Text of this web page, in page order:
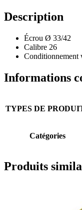
Description
Écrou Ø 33/42
Calibre 26
Conditionnement
Informations
TYPES DE
Catégories
Produits